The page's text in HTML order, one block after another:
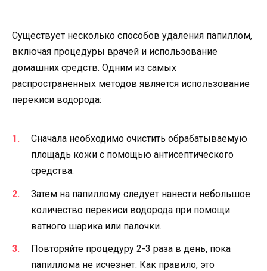
Существует несколько способов удаления папиллом,
включая процедуры врачей и использование
домашних средств. Одним из самых
распространенных методов является использование
перекиси водорода:
Сначала необходимо очистить обрабатываемую
площадь кожи с помощью антисептического
средства.
Затем на папиллому следует нанести небольшое
количество перекиси водорода при помощи
ватного шарика или палочки.
Повторяйте процедуру 2-3 раза в день, пока
папиллома не исчезнет. Как правило, это